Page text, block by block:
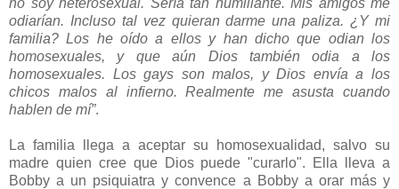
odiarían. Incluso tal vez quieran darme una paliza. ¿Y mi
familia? Los he oído a ellos y han dicho que odian los
homosexuales, y que aún Dios también odia a los
homosexuales. Los gays son malos, y Dios envía a los
chicos malos al infierno. Realmente me asusta cuando
hablen de mí”.
La familia llega a aceptar su homosexualidad, salvo su
madre quien cree que Dios puede "curarlo". Ella lleva a
Bobby a un psiquiatra y convence a Bobby a orar más y